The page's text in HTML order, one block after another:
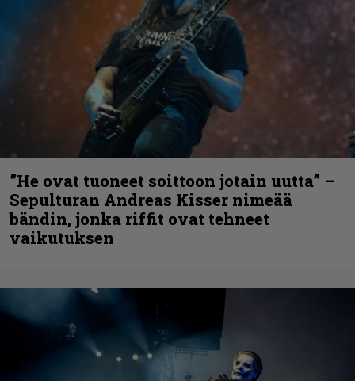
”He ovat tuoneet soittoon jotain uutta” –
Sepulturan Andreas Kisser nimeää
bändin, jonka riffit ovat tehneet
vaikutuksen